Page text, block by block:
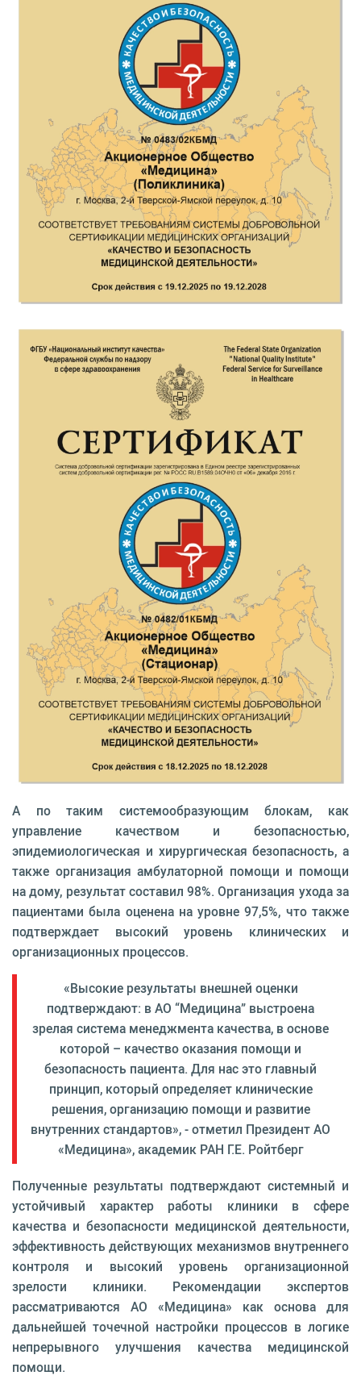
А по таким системообразующим блокам, как
управление качеством и безопасностью,
эпидемиологическая и хирургическая безопасность, а
также организация амбулаторной помощи и помощи
на дому, результат составил 98%. Организация ухода за
пациентами была оценена на уровне 97,5%, что также
подтверждает высокий уровень клинических и
организационных процессов.
«Высокие результаты внешней оценки
подтверждают: в АО “Медицина” выстроена
зрелая система менеджмента качества, в основе
которой – качество оказания помощи и
безопасность пациента. Для нас это главный
принцип, который определяет клинические
решения, организацию помощи и развитие
внутренних стандартов», - отметил Президент АО
«Медицина», академик РАН Г.Е. Ройтберг
Полученные результаты подтверждают системный и
устойчивый характер работы клиники в сфере
качества и безопасности медицинской деятельности,
эффективность действующих механизмов внутреннего
контроля и высокий уровень организационной
зрелости клиники. Рекомендации экспертов
рассматриваются АО «Медицина» как основа для
дальнейшей точечной настройки процессов в логике
непрерывного улучшения качества медицинской
помощи.